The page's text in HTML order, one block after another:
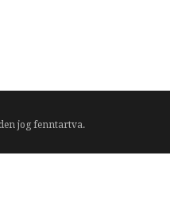
jog fenntartva.